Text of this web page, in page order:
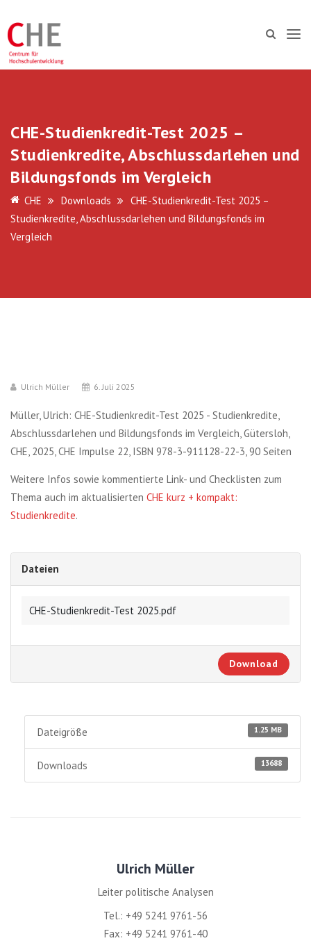
CHE-Studienkredit-Test 2025 –
Studienkredite, Abschlussdarlehen und
Bildungsfonds im Vergleich
CHE Downloads
CHE-Studienkredit-Test 2025 –
Studienkredite, Abschlussdarlehen und Bildungsfonds im
Vergleich
Ulrich Müller 6. Juli 2025
Müller, Ulrich: CHE-Studienkredit-Test 2025 - Studienkredite,
Abschlussdarlehen und Bildungsfonds im Vergleich, Gütersloh,
CHE, 2025, CHE Impulse 22, ISBN 978-3-911128-22-3, 90 Seiten
Weitere Infos sowie kommentierte Link- und Checklisten zum
Thema auch im aktualisierten CHE kurz + kompakt:
Studienkredite.
Dateien
CHE-Studienkredit-Test 2025.pdf
Download
1.25 MB
Dateigröße
13688
Downloads
Ulrich Müller
Leiter politische Analysen
Tel.: +49 5241 9761-56
Fax: +49 5241 9761-40